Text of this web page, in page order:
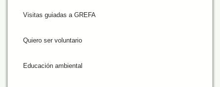
Visitas guiadas a GREFA
Quiero ser voluntario
Educación ambiental